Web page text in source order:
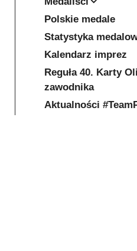
Polskie medale
Statystyka
Kalendarz imprez
Reguła 40. Karty
zawodnika
Aktualności